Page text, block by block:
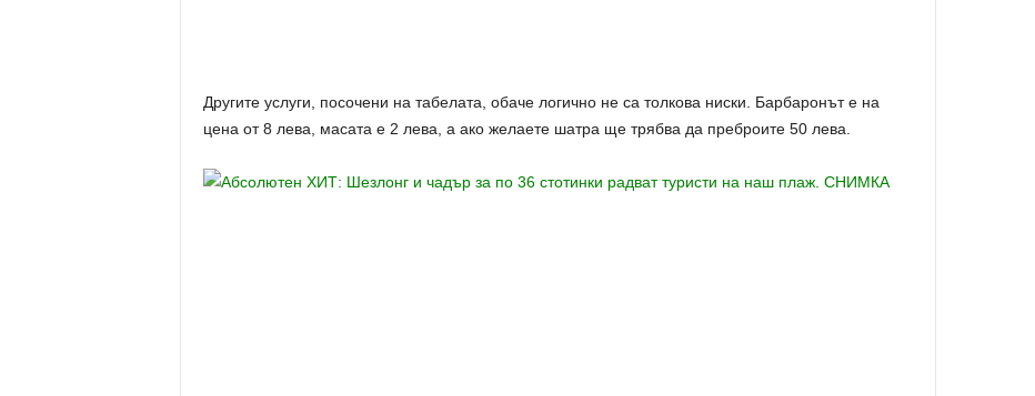
Другите услуги, посочени на табелата, обаче логично не са толкова ниски. Барбаронът е на
цена от 8 лева, масата е 2 лева, а ако желаете шатра ще трябва да преброите 50 лева.